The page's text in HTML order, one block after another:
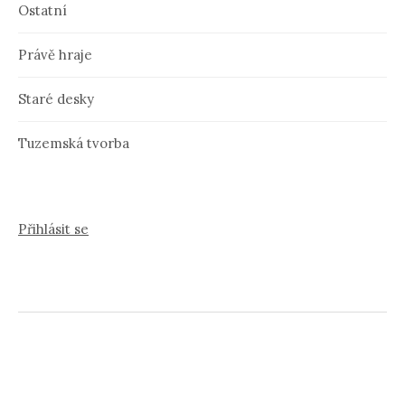
Ostatní
Právě hraje
Staré desky
Tuzemská tvorba
Přihlásit se